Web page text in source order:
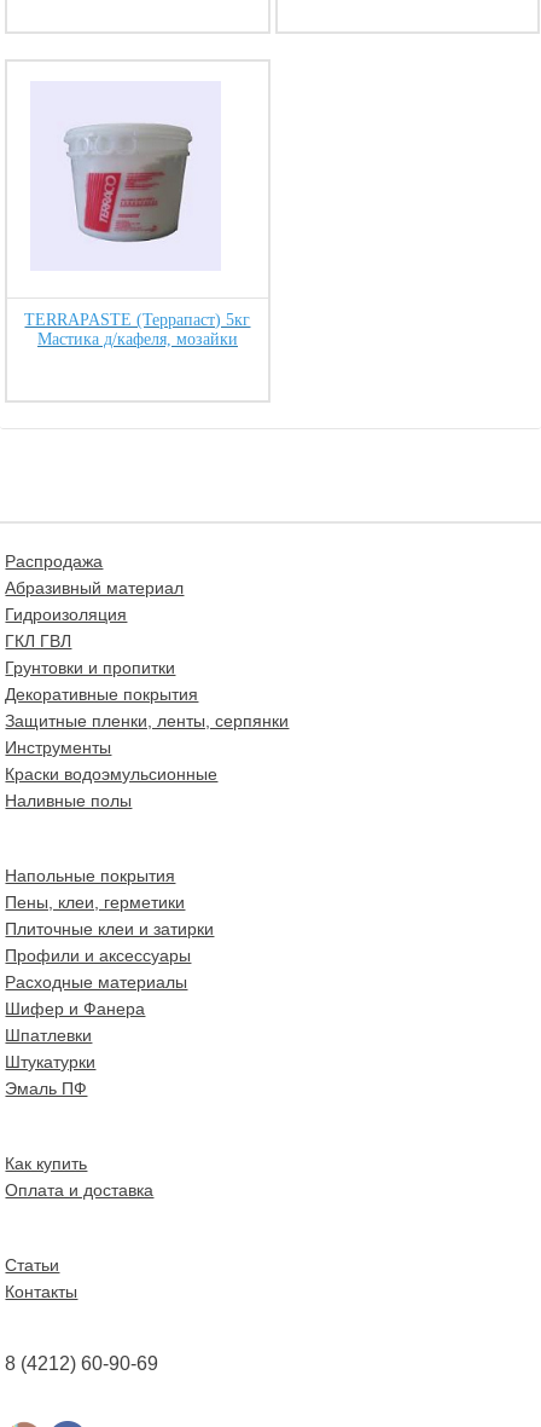
TERRAPASTE (Террапаст) 5кг
Мастика д/кафеля, мозайки
Распродажа
Абразивный материал
Гидроизоляция
ГКЛ ГВЛ
Грунтовки и пропитки
Декоративные покрытия
Защитные пленки, ленты, серпянки
Инструменты
Краски водоэмульсионные
Наливные полы
Напольные покрытия
Пены, клеи, герметики
Плиточные клеи и затирки
Профили и аксессуары
Расходные материалы
Шифер и Фанера
Шпатлевки
Штукатурки
Эмаль ПФ
Как купить
Оплата и доставка
Статьи
Контакты
8 (4212) 60-90-69